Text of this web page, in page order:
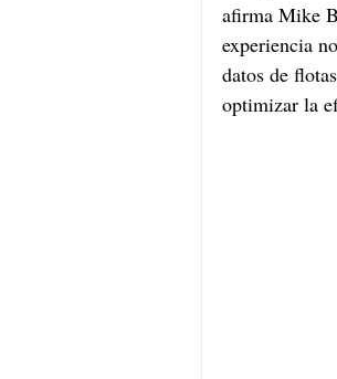
afirma Mike
experiencia
datos de
optimizar la